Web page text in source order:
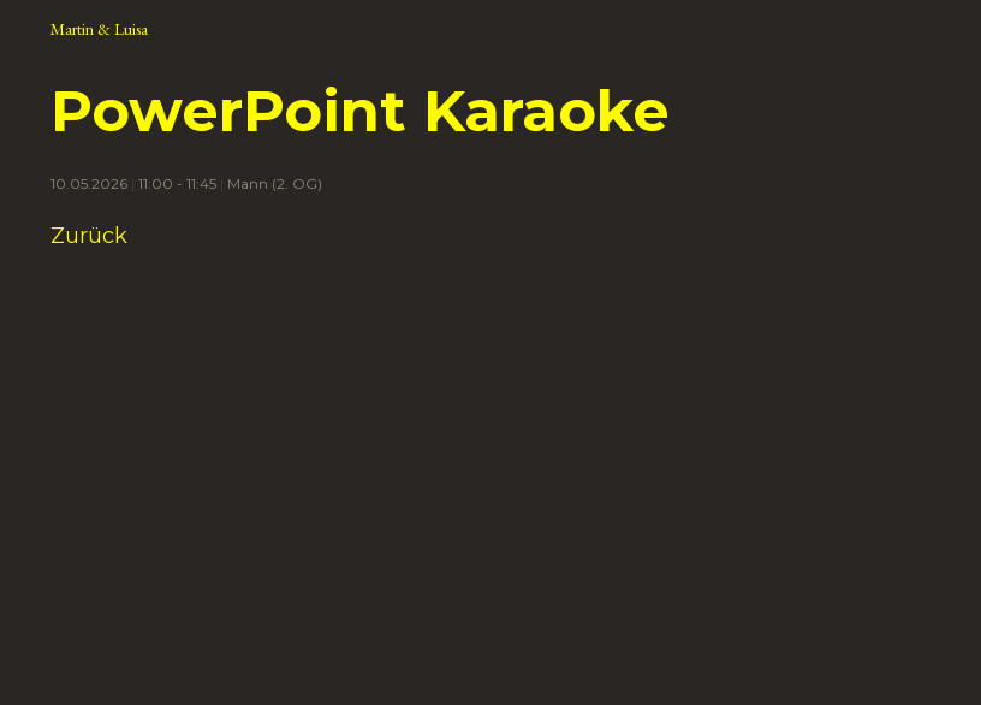
Martin & Luisa
PowerPoint Karaoke
10.05.2026 11:00 - 11:45 Mann (2. OG)
Zurück